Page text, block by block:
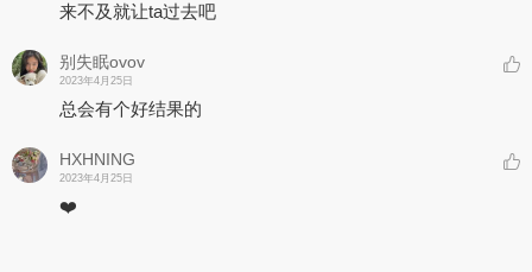
来不及就让ta过去吧
别失眠ovov
2023年4月25日
总会有个好结果的
HXHNING
2023年4月25日
❤️